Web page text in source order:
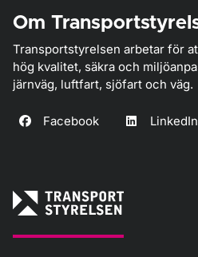
Om
Transportstyrelsen arbetar för
hög kvalitet, säkra och
järnväg, luftfart, sjöfart och väg.
Facebook LinkedIn